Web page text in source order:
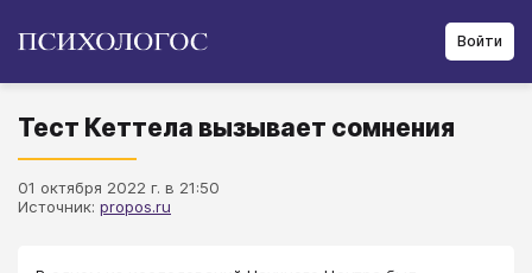
Войти
Тест Кеттела вызывает сомнения
01 октября 2022 г. в 21:50
Источник: propos.ru